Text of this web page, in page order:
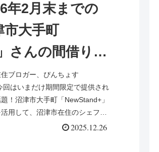
年2月末までの
市大手町
さんの間借り営
広がるミルク
安らぐブランチ
ブロガー、ぴんちょす
回はいまだけ期間限定で提供され
！沼津市大手町「NewStand+」
用して、沼津市在住のシェフが
2025.12.26